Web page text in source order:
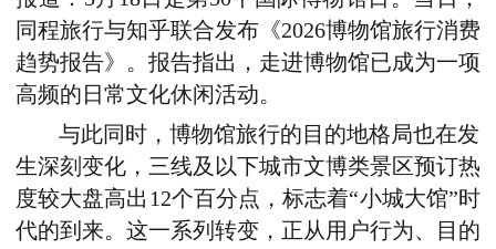
同程旅行与知乎联合发布《2026博物馆旅行消费
趋势报告》。报告指出，走进博物馆已成为一项
高频的日常文化休闲活动。
与此同时，博物馆旅行的目的地格局也在发
生深刻变化，三线及以下城市文博类景区预订热
度较大盘高出12个百分点 ，标志着“小城大馆”时
代的到来。这一系列转变，正从用户行为、目的